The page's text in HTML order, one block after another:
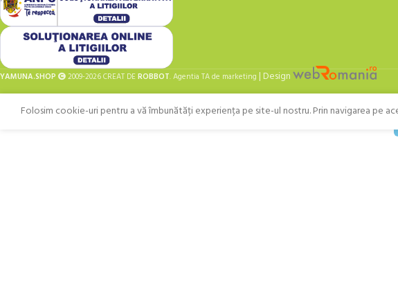
YAMUNA.SHOP 2009-2026 CREAT DEROBBOT. Agentia TA de marketing | Design
Folosim cookie-uri pentru a vă îmbunătăți experiența pe site-ul nostru. Prin navigarea pe